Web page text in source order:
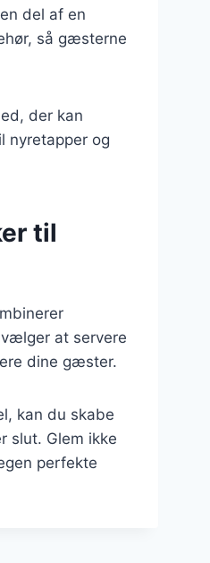
del af en
så gæsterne
der kan
nyretapper og
til
at servere
dine gæster.
kan du skabe
slut. Glem ikke
perfekte